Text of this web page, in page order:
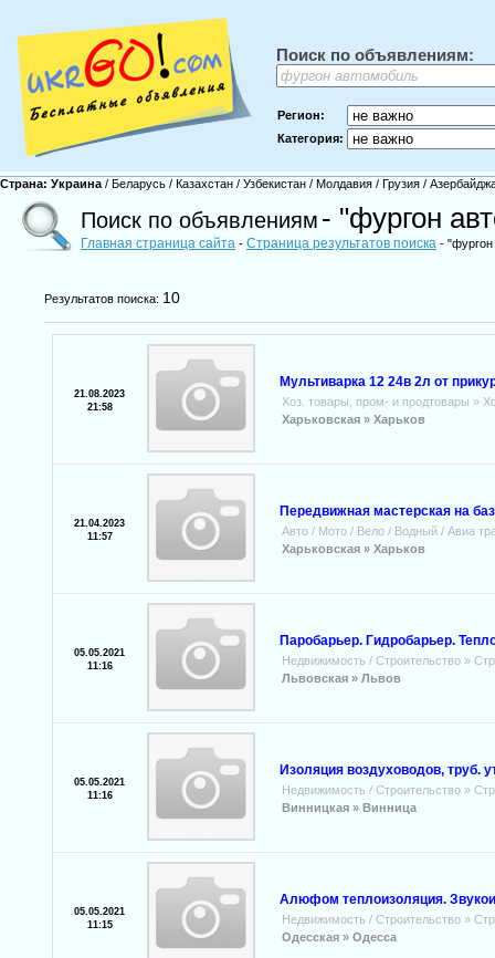
Поиск по объявлениям:
Регион:
Категория:
Страна: Украина / Беларусь / Казахстан / Узбекистан / Молдавия / Грузия /
Поиск по объявлениям - "фургон
Главная страница сайта - Страница результатов поиска -
Результатов поиска: 10
21.08.2023
21:58
Мультиварка 12 24в 2л от
Хоз. товары, пром- и продтовары »
Харьковская » Харьков
21.04.2023
11:57
Передвижная мастерская на
Авто / Мото / Вело / Водный / Авиа
Харьковская » Харьков
05.05.2021
11:16
Паробарьер. Гидробарьер.
Недвижимость / Строительство »
Львовская » Львов
05.05.2021
11:16
Изоляция воздуховодов,
Недвижимость / Строительство »
Винницкая » Винница
05.05.2021
11:15
Алюфом теплоизоляция.
Недвижимость / Строительство »
Одесская » Одесса